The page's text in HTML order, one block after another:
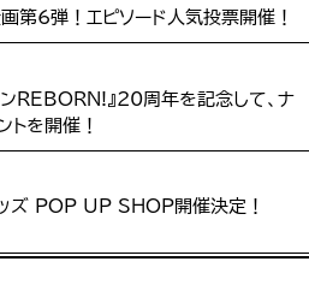
6弾！エピソード人気投票開催！
ンREBORN!』20周年を記念して、ナ
トを開催！
POP UP SHOP開催決定！